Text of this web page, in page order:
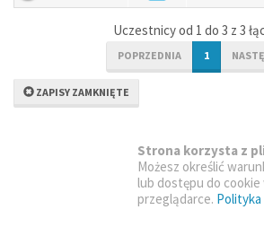
Uczestnicy od 1 do 3 z 3
POPRZEDNIA 1
ZAPISY ZAMKNIĘTE
Strona korzysta z
Możesz określić
lub dostępu do cookie
przeglądarce.